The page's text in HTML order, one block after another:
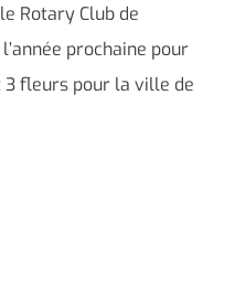
Rotary Club de
prochaine pour
3 fleurs pour la ville de